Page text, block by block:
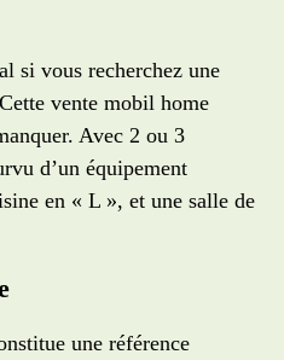
si vous recherchez une
vente mobil home
Avec 2 ou 3
d’un équipement
en « L », et une salle de
une référence